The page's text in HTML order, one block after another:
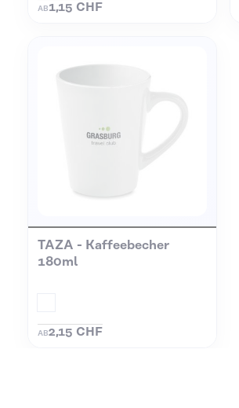
AB 1,15 CHF
TAZA - Kaffeebecher
180ml
AB2,15 CHF